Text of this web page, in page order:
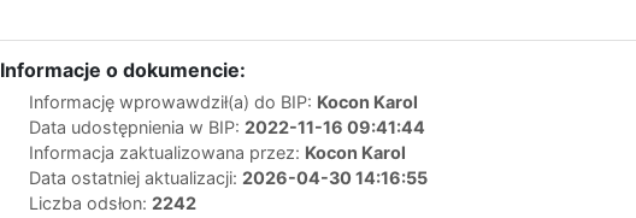
Informacje o dokumencie:
Informację wprowawdził(a) do BIP: Kocon Karol
Data udostępnienia w BIP: 2022-11-16 09:41:44
Informacja zaktualizowana przez: Kocon Karol
Data ostatniej aktualizacji: 2026-04-30 14:16:55
Liczba odsłon: 2242